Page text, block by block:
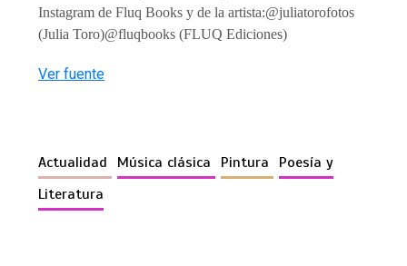
Instagram de Fluq Books y de la artista:@juliatorofotos
(Julia Toro)@fluqbooks (FLUQ Ediciones)
Ver fuente
Actualidad Música clásica Pintura
Poesía y
Literatura